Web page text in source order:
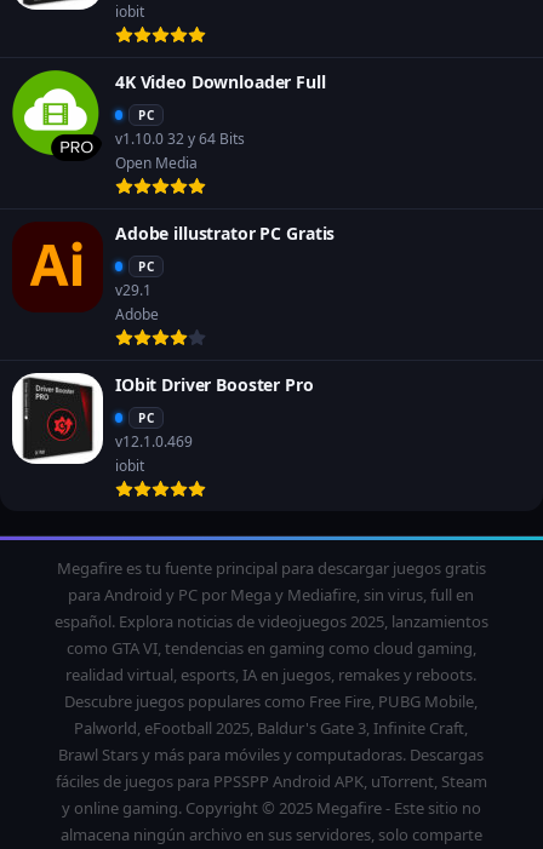
iobit
4K Video Downloader Full
PC
v1.10.0 32 y 64 Bits
Open Media
Adobe illustrator PC Gratis
PC
v29.1
Adobe
IObit Driver Booster Pro
PC
v12.1.0.469
iobit
Megafire es tu fuente principal para descargar juegos gratis
para Android y PC por Mega y Mediafire, sin virus, full en
español. Explora noticias de videojuegos 2025, lanzamientos
como GTA VI, tendencias en gaming como cloud gaming,
realidad virtual, esports, IA en juegos, remakes y reboots.
Descubre juegos populares como Free Fire, PUBG Mobile,
Palworld, eFootball 2025, Baldur's Gate 3, Infinite Craft,
Brawl Stars y más para móviles y computadoras. Descargas
fáciles de juegos para PPSSPP Android APK, uTorrent, Steam
y online gaming. Copyright © 2025 Megafire - Este sitio no
almacena ningún archivo en sus servidores, solo comparte